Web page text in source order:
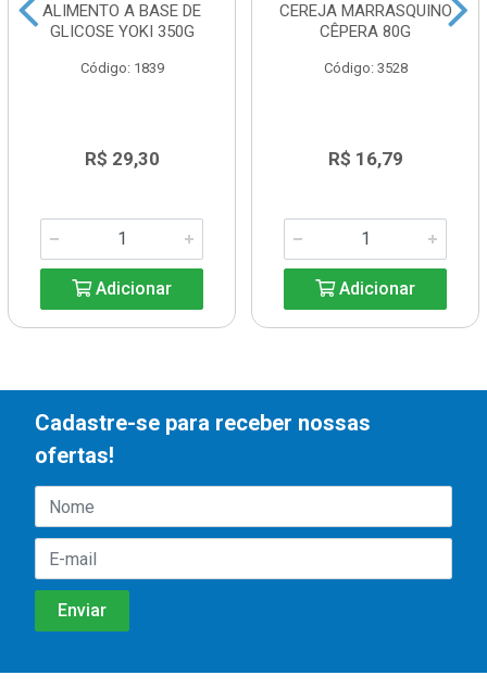
ALIMENTO A BASE DE
GLICOSE YOKI 350G
Código: 1839
R$ 29,30
Adicionar
CEREJA MARRASQUINO
CÊPERA 80G
Código: 3528
R$ 16,79
Adicionar
Cadastre-se para receber nossas
ofertas!